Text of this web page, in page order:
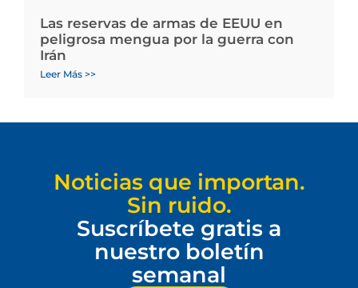
Las reservas de armas de EEUU en
peligrosa mengua por la guerra con
Irán
Leer Más >>
Noticias que importan.
Sin ruido.
Suscríbete gratis a
nuestro boletín
semanal